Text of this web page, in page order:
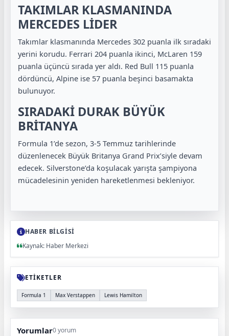
TAKIMLAR KLASMANINDA
MERCEDES LİDER
Takımlar klasmanında Mercedes 302 puanla ilk sıradaki
yerini korudu. Ferrari 204 puanla ikinci, McLaren 159
puanla üçüncü sırada yer aldı. Red Bull 115 puanla
dördüncü, Alpine ise 57 puanla beşinci basamakta
bulunuyor.
SIRADAKİ DURAK BÜYÜK
BRİTANYA
Formula 1’de sezon, 3-5 Temmuz tarihlerinde
düzenlenecek Büyük Britanya Grand Prix’siyle devam
edecek. Silverstone’da koşulacak yarışta şampiyona
mücadelesinin yeniden hareketlenmesi bekleniyor.
HABER BİLGİSİ
Kaynak: Haber Merkezi
ETİKETLER
Formula 1 Max Verstappen Lewis Hamilton
Yorumlar0 yorum